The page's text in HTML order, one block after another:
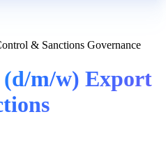
& Sanctions Governance
m/w) Export